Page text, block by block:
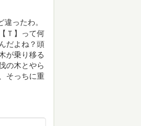
ったわ。
Ｔ】って何
だよね？頭
が乗り移る
の木とやら
そっちに重